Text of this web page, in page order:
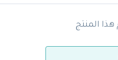
المنتج